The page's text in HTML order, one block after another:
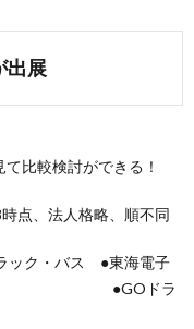
出展
比較検討ができる！
法人格略、順不同
ック・バス ●東海電子
●GOドラ